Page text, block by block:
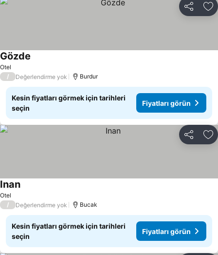
Paylaş
Otel
Gözde
/ Değerlendirme yok Burdur
Kesin fiyatları görmek için tarihleri
seçin
Fiyatları görün
Paylaş
Otel
Inan
/ Değerlendirme yok Bucak
Kesin fiyatları görmek için tarihleri
seçin
Fiyatları görün